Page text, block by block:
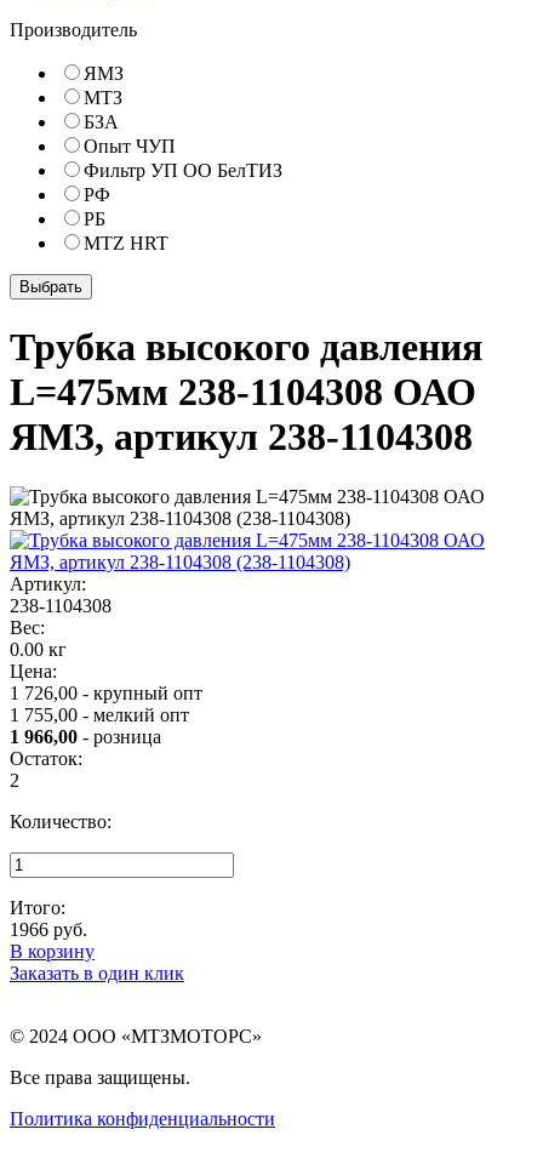
Производитель
ЯМЗ
МТЗ
БЗА
Опыт ЧУП
Фильтр УП ОО БелТИЗ
РФ
РБ
MTZ HRT
Трубка высокого давления
L=475мм 238-1104308 ОАО
ЯМЗ, артикул 238-1104308
Артикул:
238-1104308
Вес:
0.00 кг
Цена:
1 726,00 - крупный опт
1 755,00 - мелкий опт
1 966,00 - розница
Остаток:
2
Количество:
Итого:
1966 руб.
В корзину
Заказать в один клик
© 2024 ООО «МТЗМОТОРС»
Все права защищены.
Политика конфиденциальности